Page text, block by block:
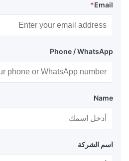
Email
*
Phone / WhatsApp
Name
اسم الشركة